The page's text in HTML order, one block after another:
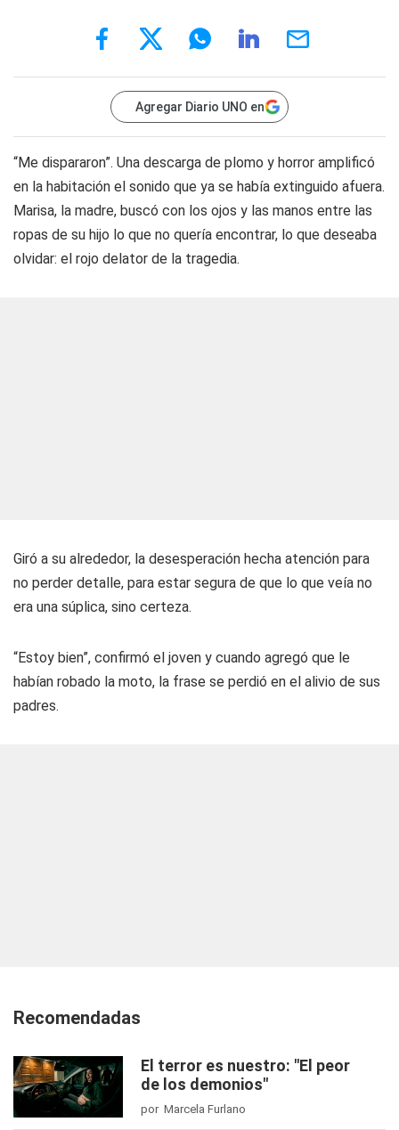
Agregar Diario UNO en
“Me dispararon”. Una descarga de plomo y horror amplificó
en la habitación el sonido que ya se había extinguido afuera.
Marisa, la madre, buscó con los ojos y las manos entre las
ropas de su hijo lo que no quería encontrar, lo que deseaba
olvidar: el rojo delator de la tragedia.
Giró a su alrededor, la desesperación hecha atención para
no perder detalle, para estar segura de que lo que veía no
era una súplica, sino certeza.
“Estoy bien”, confirmó el joven y cuando agregó que le
habían robado la moto, la frase se perdió en el alivio de sus
padres.
Recomendadas
El terror es nuestro: "El peor
de los demonios"
por Marcela Furlano